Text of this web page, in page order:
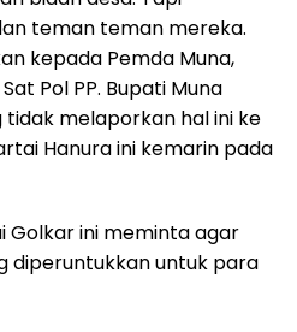
teman teman mereka.
kepada Pemda Muna,
Pol PP. Bupati Muna
tidak melaporkan hal ini ke
Hanura ini kemarin pada
Golkar ini meminta agar
diperuntukkan untuk para